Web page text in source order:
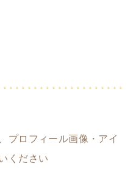
プロフィール画像・アイ
ください